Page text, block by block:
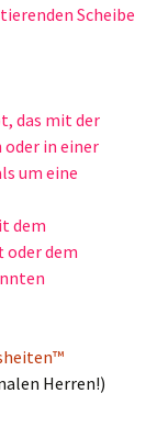
Scheibe
das mit der
oder in einer
um eine
dem
dem
Herren!)